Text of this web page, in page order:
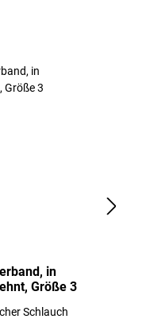
in
Größe 3
Schlauch